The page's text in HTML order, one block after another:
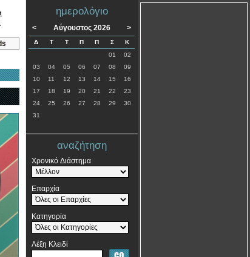
ημερολόγιο
< Αύγουστος 2026 >
Δ Τ Τ Π Π Σ
Κ
01
02
03
04 05 06 07 08
09
10
11 12 13 14 15
16
17
18 19 20 21 22
23
24
25 26 27 28 29
30
31
αναζήτηση
Χρονικό Διάστημα
Επαρχία
Κατηγορία
Λέξη Κλειδί